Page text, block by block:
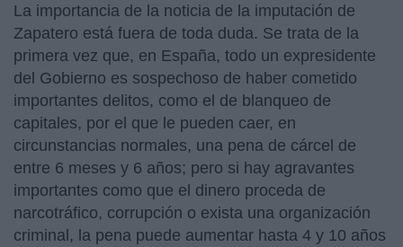
La importancia de la noticia de la imputación de
Zapatero está fuera de toda duda. Se trata de la
primera vez que, en España, todo un expresidente
del Gobierno es sospechoso de haber cometido
importantes delitos, como el de blanqueo de
capitales, por el que le pueden caer, en
circunstancias normales, una pena de cárcel de
entre 6 meses y 6 años; pero si hay agravantes
importantes como que el dinero proceda de
narcotráfico, corrupción o exista una organización
criminal, la pena puede aumentar hasta 4 y 10 años